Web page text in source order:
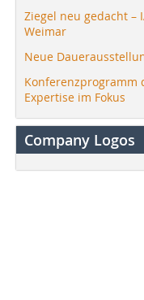
Ziegel neu gedacht –
Weimar
Neue
Konferenzprogramm
Expertise im Fokus
Company Logos